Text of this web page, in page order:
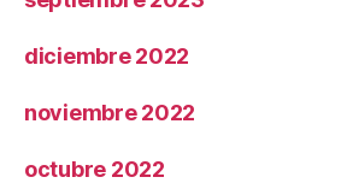
diciembre 2022
noviembre 2022
octubre 2022